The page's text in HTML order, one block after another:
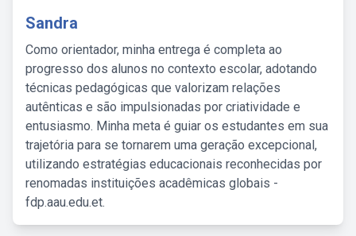
Sandra
Como orientador, minha entrega é completa ao
progresso dos alunos no contexto escolar, adotando
técnicas pedagógicas que valorizam relações
autênticas e são impulsionadas por criatividade e
entusiasmo. Minha meta é guiar os estudantes em sua
trajetória para se tornarem uma geração excepcional,
utilizando estratégias educacionais reconhecidas por
renomadas instituições acadêmicas globais -
fdp.aau.edu.et.